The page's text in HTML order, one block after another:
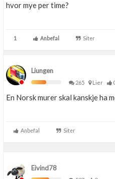
hvor mye per time?
1 Anbefal Siter
Liungen
265
Lier
En Norsk murer skal kanskje ha
Anbefal Siter
Eivind78